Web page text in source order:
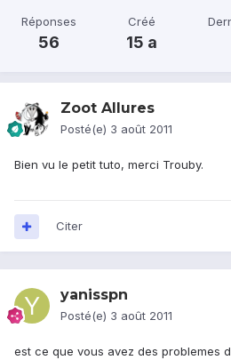
Réponses
56
Créé
15 a
Zoot Allures
Posté(e) 3 août 2011
Bien vu le petit tuto, merci Trouby.
Citer
yanisspn
Posté(e) 3 août 2011
est ce que vous avez des problemes